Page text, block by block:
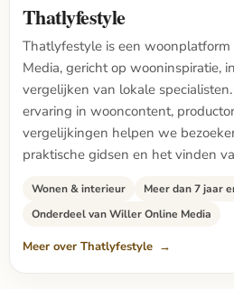
Thatlyfestyle
Thatlyfestyle is een
Media, gericht op wooninspiratie,
vergelijken van lokale
ervaring in wooncontent,
vergelijkingen helpen we
praktische gidsen en het vinden
Wonen & interieur
Meer dan 7 jaar
Onderdeel van Willer Online Media
Meer over Thatlyfestyle